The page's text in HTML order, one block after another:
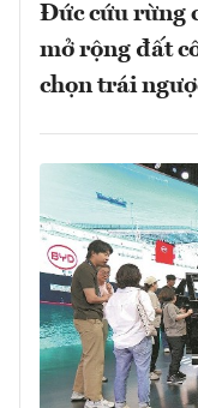
Đức cứu rừng
mở rộng đất
chọn trái